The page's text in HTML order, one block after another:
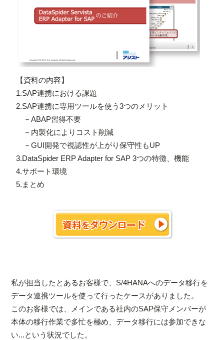
【資料の内容】
1.SAP連携における課題
2.SAP連携に専用ツールを使う3つのメリット
－ABAP習得不要
－内製化によりコスト削減
－GUI開発で視認性が上がり保守性もUP
3.DataSpider ERP Adapter for SAP 3つの特徴、機能
4.サポート環境
5.まとめ
私が担当したとあるお客様で、S/4HANAへのデータ移行を
データ連携ツールを使って行ったケースがありました。
このお客様では、メインである社内のSAP保守メンバーが
本体の移行作業で多忙を極め、データ移行には参加できな
い...という状況でした。